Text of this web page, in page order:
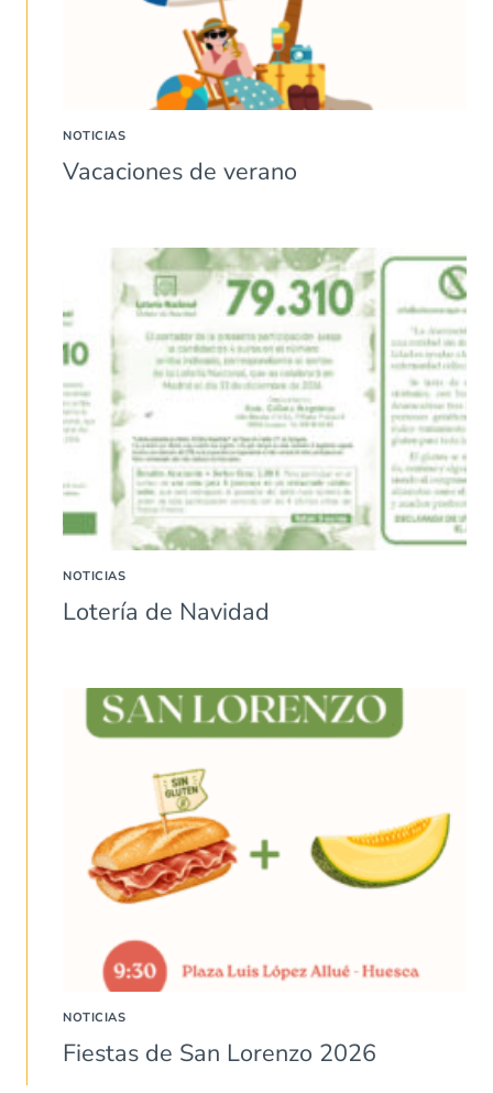
NOTICIAS
Vacaciones de verano
NOTICIAS
Lotería de Navidad
NOTICIAS
Fiestas de San Lorenzo 2026